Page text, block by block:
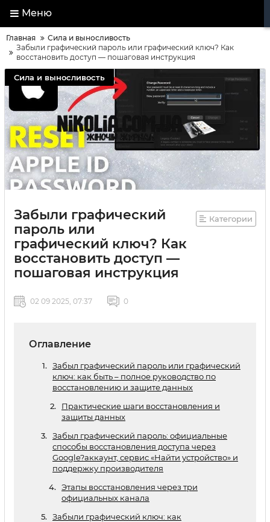
Меню
Главная
Сила и выносливость
Забыли графический пароль или графический ключ? Как
восстановить доступ — пошаговая инструкция
Сила и выносливость
Забыли графический
пароль или
графический ключ? Как
восстановить доступ —
пошаговая инструкция
Категории
02 09 2025, 07:37 0
Оглавление
Забыл графический пароль или графический
ключ: как быть – полное руководство по
восстановлению и защите данных
Практические шаги восстановления и
защиты данных
Забыл графический пароль: официальные
способы восстановления доступа через
Google?аккаунт, сервис «Найти устройство» и
поддержку производителя
Этапы восстановления через три
официальных канала
Забыли графический ключ: как